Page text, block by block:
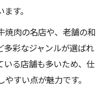
す。
焼肉の名店や、老舗の和
多彩なジャンルが選ばれ
いる店舗も多いため、仕
すい点が魅力です。